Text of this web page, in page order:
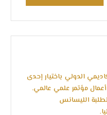
الدولي باختيار إحدى
مؤتمر علمي عالمي.
الليسانس